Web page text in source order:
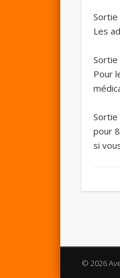
Sortie
Les
Sortie
Pour
pour
si
© 2026